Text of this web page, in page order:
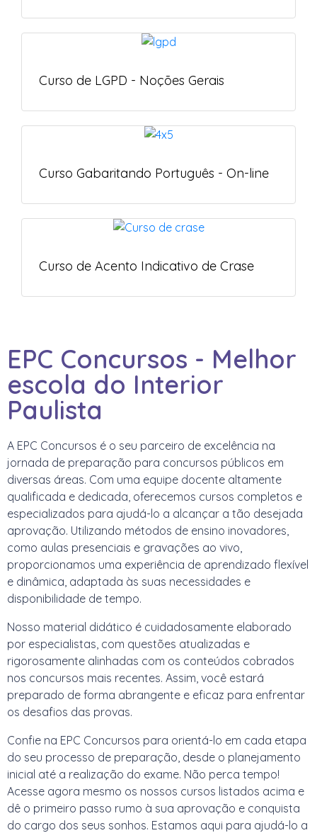
Curso de LGPD - Noções Gerais
Curso Gabaritando Português - On-line
Curso de Acento Indicativo de Crase
EPC Concursos - Melhor
escola do Interior
Paulista
A EPC Concursos é o seu parceiro de excelência na
jornada de preparação para concursos públicos em
diversas áreas. Com uma equipe docente altamente
qualificada e dedicada, oferecemos cursos completos e
especializados para ajudá-lo a alcançar a tão desejada
aprovação. Utilizando métodos de ensino inovadores,
como aulas presenciais e gravações ao vivo,
proporcionamos uma experiência de aprendizado flexível
e dinâmica, adaptada às suas necessidades e
disponibilidade de tempo.
Nosso material didático é cuidadosamente elaborado
por especialistas, com questões atualizadas e
rigorosamente alinhadas com os conteúdos cobrados
nos concursos mais recentes. Assim, você estará
preparado de forma abrangente e eficaz para enfrentar
os desafios das provas.
Confie na EPC Concursos para orientá-lo em cada etapa
do seu processo de preparação, desde o planejamento
inicial até a realização do exame. Não perca tempo!
Acesse agora mesmo os nossos cursos listados acima e
dê o primeiro passo rumo à sua aprovação e conquista
do cargo dos seus sonhos. Estamos aqui para ajudá-lo a